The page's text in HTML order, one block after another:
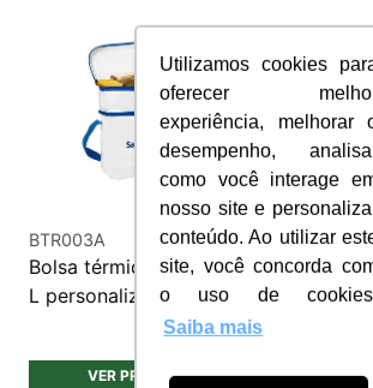
Utilizamos cookies
oferecer
experiência, melhorar
desempenho,
como você interage
nosso site e
conteúdo. Ao utilizar
site, você concorda
o uso de
Saiba mais
BTR003A
Bolsa térmica 5,5 + 2,7
L personalizada
VER PRODUTO
ST010
Apoio
Anti-